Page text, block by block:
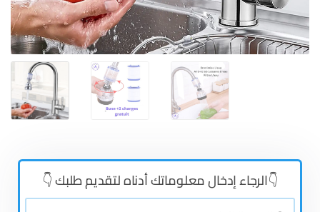
👇الرجاء إدخال معلوماتك أدناه لتقديم طلبك 👇
👤